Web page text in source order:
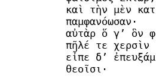
καὶ τὴν μὲν
παμφανόωσαν·
αὐτὰρ ὅ γ’ ὃν
πῆλέ τε χερσὶν
εἶπε δ’
θεοῖσι·